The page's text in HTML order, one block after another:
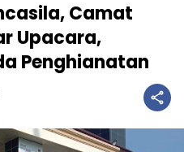
Camat
Upacara,
Penghianatan